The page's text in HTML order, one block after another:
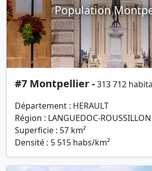
Population
#7 Montpellier -313 712
Département : HERAULT
Région : LANGUEDOC-ROUSSILLON
Superficie : 57 km²
Densité : 5 515 habs/km²